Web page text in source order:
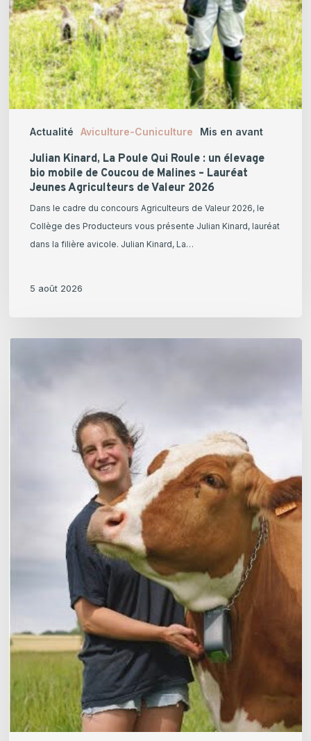
Actualité Aviculture-Cuniculture Mis en avant
mobile
de
Coucou
de
Malines
–
Jeunes
Agriculteurs
Valeur
2026
Julian Kinard, La Poule Qui Roule : un élevage
bio mobile de Coucou de Malines – Lauréat
Jeunes Agriculteurs de Valeur 2026
Dans le cadre du concours Agriculteurs de Valeur 2026, le
Collège des Producteurs vous présente Julian Kinard, lauréat
dans la filière avicole. Julian Kinard, La…
5 août 2026